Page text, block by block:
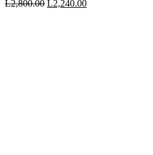
L2,800.00 El
L2,240.00El